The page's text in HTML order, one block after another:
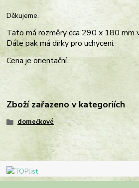
Děkujeme.
Tato má rozměry cca 290 x 180 mm
Dále pak má dírky pro uchycení.
Cena je orientační.
Zboží zařazeno v kategoriích
domečkové